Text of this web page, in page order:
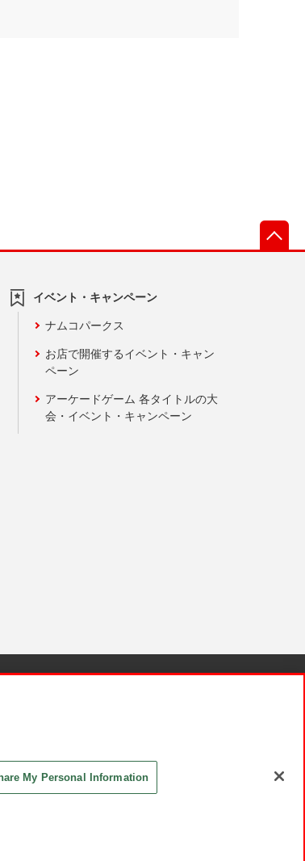
イベント・キャンペーン
ナムコパークス
お店で開催するイベント・キャン
ペーン
アーケードゲーム 各タイトルの大
会・イベント・キャンペーン
My Personal Information